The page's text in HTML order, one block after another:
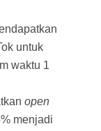
untuk
waktu 1
open
menjadi